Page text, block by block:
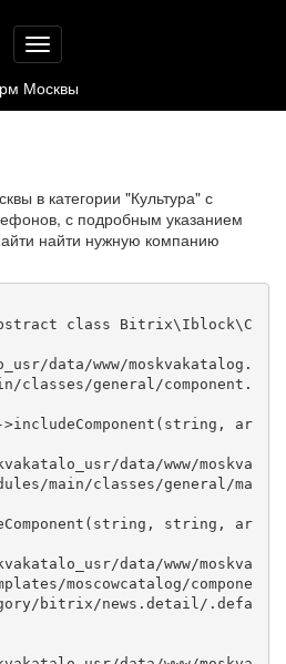
Меню
сайта
Москвы
в категории "Культура" с
с подробным указанием
найти нужную компанию
class Bitrix\Iblock\C
data/www/moskvakatalog.
classes/general/component.
ar
main/classes/general/ma
string, ar
moscowcatalog/compone
bitrix/news.detail/.defa